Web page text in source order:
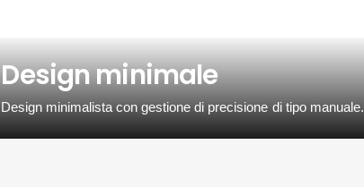
Design minimale
Design minimalista con gestione di precisione di tipo manuale.